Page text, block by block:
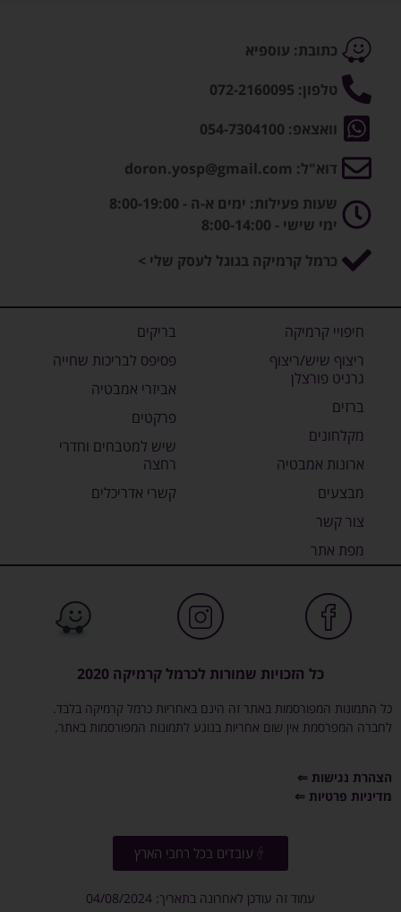
כתובת: עוספיא
טלפון: 072-2160095
וואצאפ: 054-7304100
דוא"ל: doron.yosp@gmail.com
שעות פעילות: ימים א-ה - 8:00-19:00
ימי שישי - 8:00-14:00
כרמל קרמיקה בגוגל לעסק שלי >
חיפויי קרמיקה
ריצוף שיש/ריצוף
גרניט פורצלן
ברזים
מקלחונים
ארונות אמבטיה
מבצעים
צור קשר
מפת אתר
בריקים
פסיפס לבריכות שחייה
אביזרי אמבטיה
פרקטים
שיש למטבחים וחדרי
רחצה
קשרי אדריכלים
כל הזכויות שמורות לכרמל קרמיקה 2020
כל התמונות המפורסמות באתר זה הינם באחריות כרמל קרמיקה בלבד.
לחברה המפרסמת אין שום אחריות בנוגע לתמונות המפורסמות באתר.
הצהרת נגישות ⇐
מדיניות פרטיות ⇐
עובדים בכל רחבי הארץ
עמוד זה עודכן לאחרונה בתאריך: 04/08/2024